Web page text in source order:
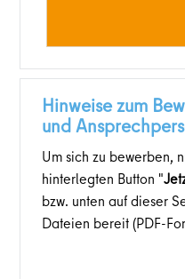
Hinweise zum
und
Um sich zu bewerben,
hinterlegten Button "
bzw. unten auf dieser
Dateien bereit (PDF-